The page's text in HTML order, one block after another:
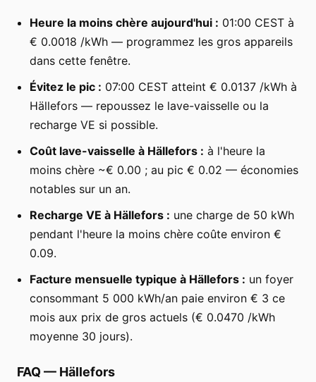
Heure la moins chère aujourd'hui : 01:00 CEST à
€ 0.0018 /kWh — programmez les gros appareils
dans cette fenêtre.
Évitez le pic : 07:00 CEST atteint € 0.0137 /kWh à
Hällefors — repoussez le lave-vaisselle ou la
recharge VE si possible.
Coût lave-vaisselle à Hällefors : à l'heure la
moins chère ~€ 0.00 ; au pic € 0.02 — économies
notables sur un an.
Recharge VE à Hällefors : une charge de 50 kWh
pendant l'heure la moins chère coûte environ €
0.09.
Facture mensuelle typique à Hällefors : un foyer
consommant 5 000 kWh/an paie environ € 3 ce
mois aux prix de gros actuels (€ 0.0470 /kWh
moyenne 30 jours).
FAQ — Hällefors